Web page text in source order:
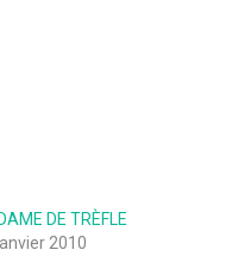
DE TRÈFLE
2010